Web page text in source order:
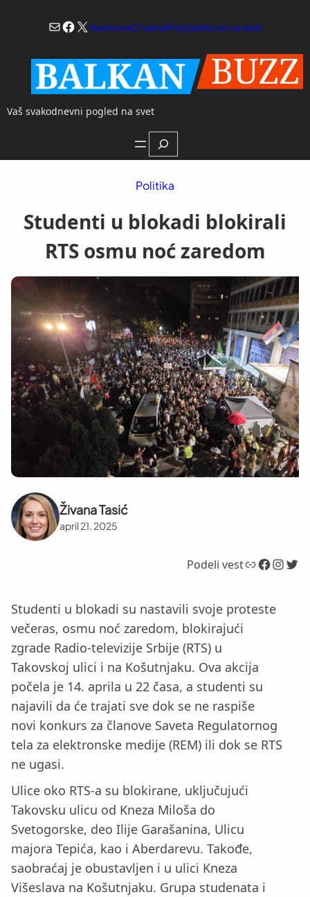
Mail
Facebook
X NaslovnaO namaPretplatite se na vesti
Vaš svakodnevni pogled na svet
Search
Politika
Studenti u blokadi blokirali
RTS osmu noć zaredom
Živana Tasić
april 21, 2025
Podeli vestLink Facebook InstagramTwitter
Studenti u blokadi su nastavili svoje proteste
večeras, osmu noć zaredom, blokirajući
zgrade Radio-televizije Srbije (RTS) u
Takovskoj ulici i na Košutnjaku. Ova akcija
počela je 14. aprila u 22 časa, a studenti su
najavili da će trajati sve dok se ne raspiše
novi konkurs za članove Saveta Regulatornog
tela za elektronske medije (REM) ili dok se RTS
ne ugasi.
Ulice oko RTS-a su blokirane, uključujući
Takovsku ulicu od Kneza Miloša do
Svetogorske, deo Ilije Garašanina, Ulicu
majora Tepića, kao i Aberdarevu. Takođe,
saobraćaj je obustavljen i u ulici Kneza
Višeslava na Košutnjaku. Grupa studenata i